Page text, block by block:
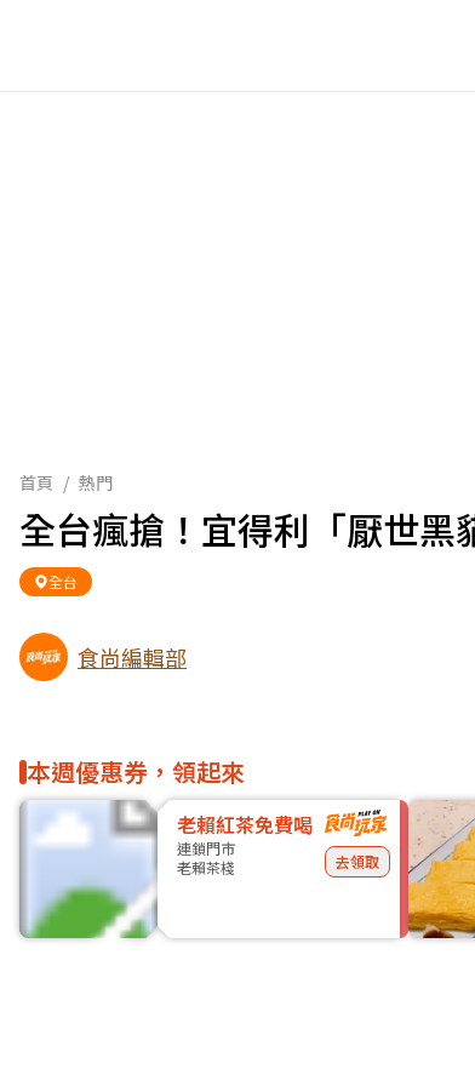
首頁 / 熱門
全台瘋搶！宜得利「厭世
全台
食尚編輯部
本週優惠券，領起來
老賴紅茶免費喝
連鎖門市
老賴茶棧
去領取